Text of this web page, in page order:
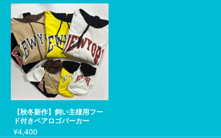
【秋冬新作】飼い主様用フー
ド付きペアロゴパーカー
¥4,400